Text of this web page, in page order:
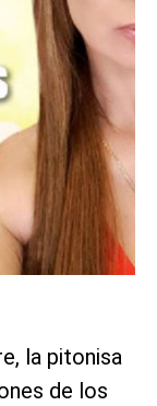
la pitonisa
de los